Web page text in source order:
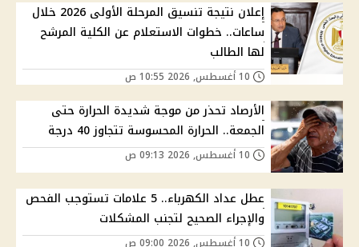
إعلان نتيجة تنسيق المرحلة الأولى 2026 خلال
ساعات.. خطوات الاستعلام عن الكلية المرشح
لها الطالب
الأرصاد تحذر من موجة شديدة الحرارة حتى
الجمعة.. الحرارة المحسوسة تتجاوز 40 درجة
عطل عداد الكهرباء.. 5 علامات تستوجب الفحص
والإجراء الصحيح لتجنب المشكلات